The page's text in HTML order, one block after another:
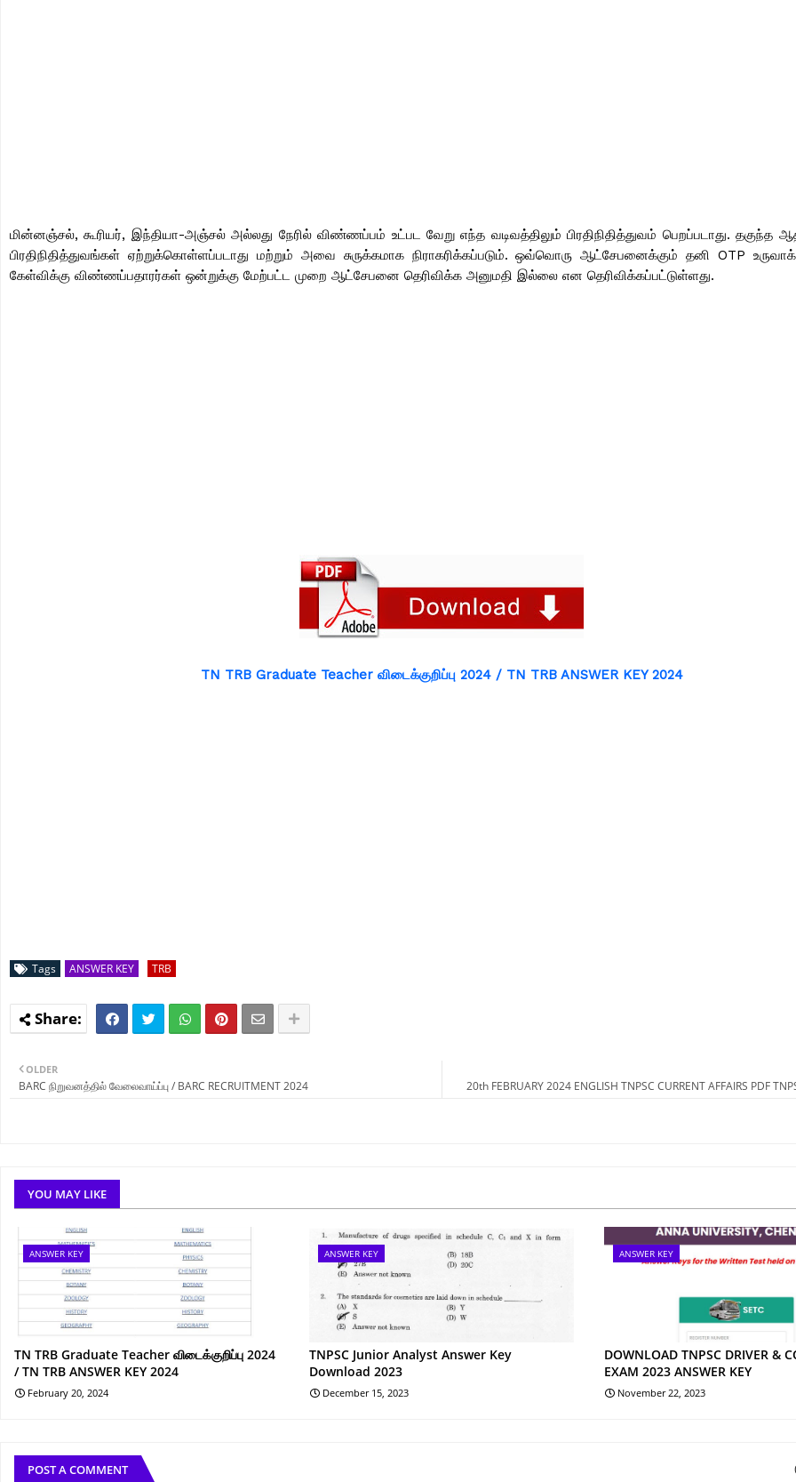
மின்னஞ்சல், கூரியர், இந்தியா-அஞ்சல் அல்லது நேரில் விண்ணப்பம் உட்பட வேறு எந்த வடிவத்திலும் பிரதிநிதித்துவம் பெறப்படாது. தகுந்த
பிரதிநிதித்துவங்கள் ஏற்றுக்கொள்ளப்படாது மற்றும் அவை சுருக்கமாக நிராகரிக்கப்படும். ஒவ்வொரு ஆட்சேபனைக்கும் தனி OTP
கேள்விக்கு விண்ணப்பதாரர்கள் ஒன்றுக்கு மேற்பட்ட முறை ஆட்சேபனை தெரிவிக்க அனுமதி இல்லை என தெரிவிக்கப்பட்டுள்ளது.
TN TRB Graduate Teacher விடைக்குறிப்பு 2024 / TN TRB ANSWER KEY 2024
Tags ANSWER KEY TRB
20th FEBRUARY 2024 ENGLISH TNPSC CURRENT AFFAIRS PDF
OLDER
BARC நிறுவனத்தில் வேலைவாய்ப்பு / BARC RECRUITMENT 2024
YOU MAY LIKE
ANSWER KEY
TN TRB Graduate Teacher விடைக்குறிப்பு 2024
/ TN TRB ANSWER KEY 2024
February 20, 2024
ANSWER KEY
TNPSC Junior Analyst Answer Key
Download 2023
December 15, 2023
ANSWER KEY
DOWNLOAD TNPSC DRIVER &
EXAM 2023 ANSWER KEY
November 22, 2023
POST A COMMENT